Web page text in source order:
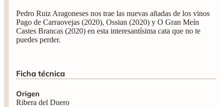
Pedro Ruiz Aragoneses nos trae las nuevas añadas de los vinos
Pago de Carraovejas (2020), Ossian (2020) y O Gran Meín
Castes Brancas (2020) en esta interesantísima cata que no te
puedes perder.
Ficha técnica
Origen
Ribera del Duero